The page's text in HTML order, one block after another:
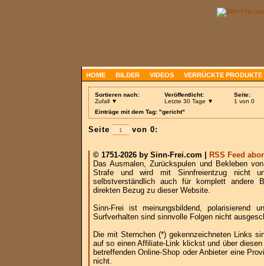
HOME BILDER VIDEOS VERRÜCKTE PRODUKTE
Sortieren nach:
Zufall ▼
Veröffentlicht:
Letzte 30 Tage ▼
Seite:
1 von 0
Einträge mit dem Tag: "gericht"
Seite von 0:
© 1751-2026 by Sinn-Frei.com |
RSS Feed
Das Ausmalen, Zurückspulen und Bekleben
Strafe und wird mit Sinnfreientzug nicht
selbstverständlich auch für komplett andere
direkten Bezug zu dieser Website.
Sinn-Frei ist meinungsbildend, polarisierend
Surfverhalten sind sinnvolle Folgen nicht
Die mit Sternchen (*) gekennzeichneten Links
auf so einen Affiliate-Link klickst und über
betreffenden Online-Shop oder Anbieter eine
nicht.